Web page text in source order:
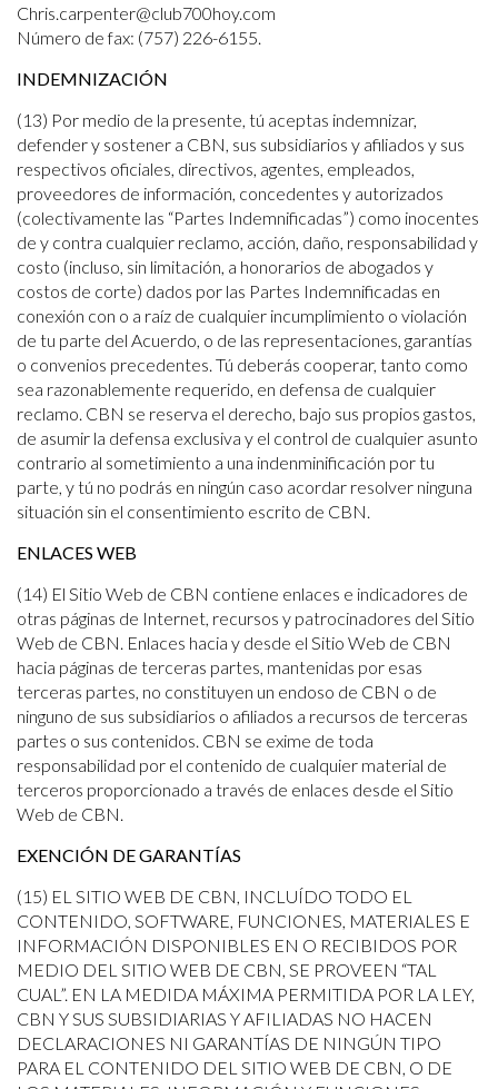
Chris.carpenter@club700hoy.com
Número de fax: (757) 226-6155.
INDEMNIZACIÓN
(13) Por medio de la presente, tú aceptas indemnizar,
defender y sostener a CBN, sus subsidiarios y afiliados y sus
respectivos oficiales, directivos, agentes, empleados,
proveedores de información, concedentes y autorizados
(colectivamente las “Partes Indemnificadas”) como inocentes
de y contra cualquier reclamo, acción, daño, responsabilidad y
costo (incluso, sin limitación, a honorarios de abogados y
costos de corte) dados por las Partes Indemnificadas en
conexión con o a raíz de cualquier incumplimiento o violación
de tu parte del Acuerdo, o de las representaciones, garantías
o convenios precedentes. Tú deberás cooperar, tanto como
sea razonablemente requerido, en defensa de cualquier
reclamo. CBN se reserva el derecho, bajo sus propios gastos,
de asumir la defensa exclusiva y el control de cualquier asunto
contrario al sometimiento a una indenminificación por tu
parte, y tú no podrás en ningún caso acordar resolver ninguna
situación sin el consentimiento escrito de CBN.
ENLACES WEB
(14) El Sitio Web de CBN contiene enlaces e indicadores de
otras páginas de Internet, recursos y patrocinadores del Sitio
Web de CBN. Enlaces hacia y desde el Sitio Web de CBN
hacia páginas de terceras partes, mantenidas por esas
terceras partes, no constituyen un endoso de CBN o de
ninguno de sus subsidiarios o afiliados a recursos de terceras
partes o sus contenidos. CBN se exime de toda
responsabilidad por el contenido de cualquier material de
terceros proporcionado a través de enlaces desde el Sitio
Web de CBN.
EXENCIÓN DE GARANTÍAS
(15) EL SITIO WEB DE CBN, INCLUÍDO TODO EL
CONTENIDO, SOFTWARE, FUNCIONES, MATERIALES E
INFORMACIÓN DISPONIBLES EN O RECIBIDOS POR
MEDIO DEL SITIO WEB DE CBN, SE PROVEEN “TAL
CUAL”. EN LA MEDIDA MÁXIMA PERMITIDA POR LA LEY,
CBN Y SUS SUBSIDIARIAS Y AFILIADAS NO HACEN
DECLARACIONES NI GARANTÍAS DE NINGÚN TIPO
PARA EL CONTENIDO DEL SITIO WEB DE CBN, O DE